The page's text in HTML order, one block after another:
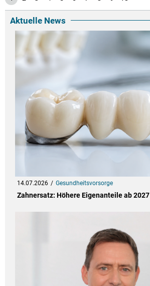
Aktuelle News
14.07.2026 Gesundheitsvorsorge
Zahnersatz: Höhere Eigenanteile ab 2027